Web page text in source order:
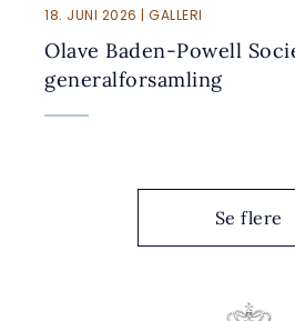
18. JUNI 2026 | GALLERI
Olave Baden-Powell
generalforsamling
Se flere